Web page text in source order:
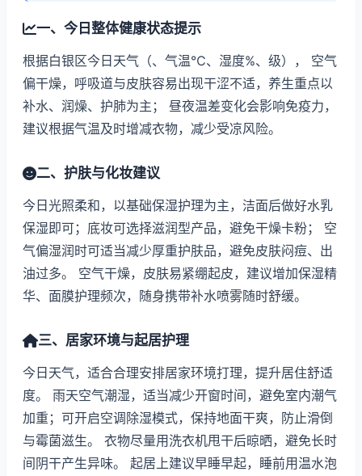
一、今日整体健康状态提示
根据白银区今日天气（、气温℃、湿度%、级）， 空气
偏干燥，呼吸道与皮肤容易出现干涩不适，养生重点以
补水、润燥、护肺为主； 昼夜温差变化会影响免疫力，
建议根据气温及时增减衣物，减少受凉风险。
二、护肤与化妆建议
今日光照柔和，以基础保湿护理为主，洁面后做好水乳
保湿即可；底妆可选择滋润型产品，避免干燥卡粉； 空
气偏湿润时可适当减少厚重护肤品，避免皮肤闷痘、出
油过多。 空气干燥，皮肤易紧绷起皮，建议增加保湿精
华、面膜护理频次，随身携带补水喷雾随时舒缓。
三、居家环境与起居护理
今日天气，适合合理安排居家环境打理，提升居住舒适
度。 雨天空气潮湿，适当减少开窗时间，避免室内潮气
加重；可开启空调除湿模式，保持地面干爽，防止滑倒
与霉菌滋生。 衣物尽量用洗衣机甩干后晾晒，避免长时
间阴干产生异味。 起居上建议早睡早起，睡前用温水泡